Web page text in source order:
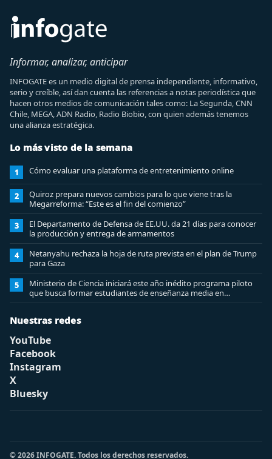
Informar, analizar, anticipar
INFOGATE es un medio digital de prensa independiente, informativo,
serio y creíble, así dan cuenta las referencias a notas periodística que
hacen otros medios de comunicación tales como: La Segunda, CNN
Chile, MEGA, ADN Radio, Radio Biobio, con quien además tenemos
una alianza estratégica.
Lo más visto de la semana
1 Cómo evaluar una plataforma de entretenimiento online
2
Quiroz prepara nuevos cambios para lo que viene tras la
Megarreforma: “Este es el fin del comienzo”
3
El Departamento de Defensa de EE.UU. da 21 días para conocer
la producción y entrega de armamentos
4
Netanyahu rechaza la hoja de ruta prevista en el plan de Trump
para Gaza
5
Ministerio de Ciencia iniciará este año inédito programa piloto
que busca formar estudiantes de enseñanza media en
ciberseguridad
Nuestras redes
YouTube
Facebook
Instagram
X
Bluesky
© 2026 INFOGATE. Todos los derechos reservados.